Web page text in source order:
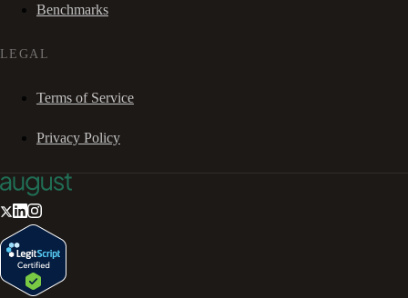
Benchmarks
LEGAL
Terms of Service
Privacy Policy